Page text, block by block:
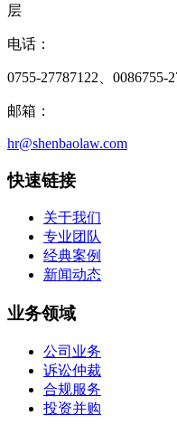
层
电话：
0755-27787122、0086755-
邮箱：
hr@shenbaolaw.com
快速链接
关于我们
专业团队
经典案例
新闻动态
业务领域
公司业务
诉讼仲裁
合规服务
投资并购